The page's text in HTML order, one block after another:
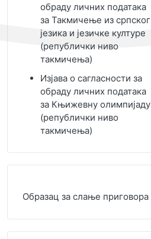
обраду личних података
за Такмичење из српског
језика и језичке културе
(републички ниво
такмичења)
Изјава о сагласности за
обраду личних података
за Књижевну олимпијаду
(републички ниво
такмичења)
Образац за слање приговора